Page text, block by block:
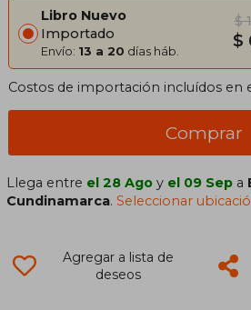
Libro Nuevo
Importado
Envío: 13 a 20 días háb.
$
$
Costos de importación incluídos en
Comprar
Llega entre el 28 Ago y el 09 Sep a
Cundinamarca.Seleccionar
Agregar a lista de
deseos